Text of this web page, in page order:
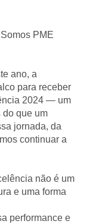
PME
ano, a
para receber
2024 — um
do que um
jornada, da
continuar a
não é um
e uma forma
performance e